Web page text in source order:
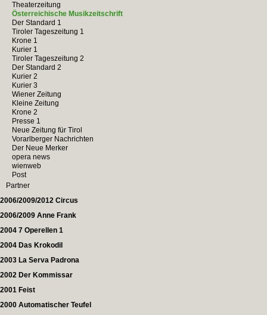
Theaterzeitung
Österreichische Musikzeitschrift
Der Standard 1
Tiroler Tageszeitung 1
Krone 1
Kurier 1
Tiroler Tageszeitung 2
Der Standard 2
Kurier 2
Kurier 3
Wiener Zeitung
Kleine Zeitung
Krone 2
Presse 1
Neue Zeitung für Tirol
Vorarlberger Nachrichten
Der Neue Merker
opera news
wienweb
Post
Partner
2006/2009/2012 Circus
2006/2009 Anne Frank
2004 7 Operellen 1
2004 Das Krokodil
2003 La Serva Padrona
2002 Der Kommissar
2001 Feist
2000 Automatischer Teufel